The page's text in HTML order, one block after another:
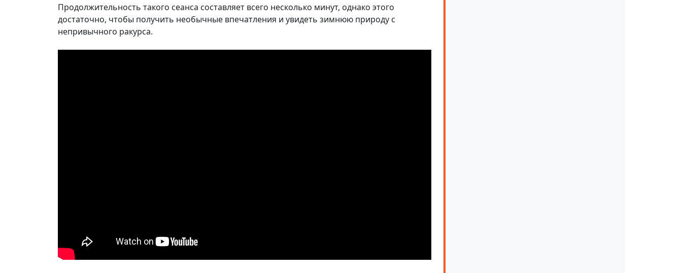
Продолжительность такого сеанса составляет всего несколько минут, однако этого
достаточно, чтобы получить необычные впечатления и увидеть зимнюю природу с
непривычного ракурса.